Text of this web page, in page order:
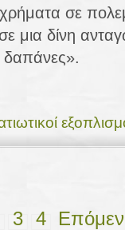
σε
μια δίνη
δαπάνες».
3 4